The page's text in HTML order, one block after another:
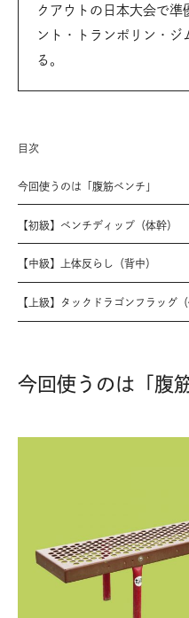
クアウトの日本大会で
ント・トランポリン・
る。
目次
今回使うのは「腹筋ベンチ」
【初級】ベンチディップ（体幹）
【中級】上体反らし（背中）
【上級】タックドラゴンフラッグ（
今回使うのは「腹